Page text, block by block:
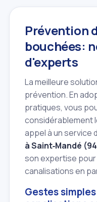
Prévention
bouchées:
d'experts
La meilleure
prévention. En
pratiques, vous
considérablement
appel à un service
à Saint‑Mandé
son expertise pour
canalisations en
Gestes